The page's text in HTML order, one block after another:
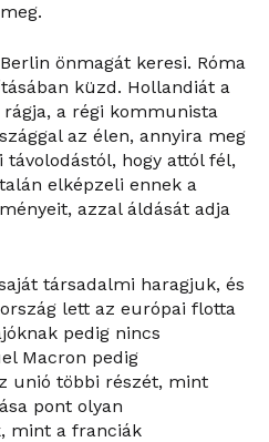
önmagát keresi. Róma
küzd. Hollandiát a
a régi kommunista
az élen, annyira meg
hogy attól fél,
elképzeli ennek a
azzal áldását adja
társadalmi haragjuk, és
lett az európai flotta
pedig nincs
Macron pedig
unió többi részét, mint
pont olyan
mint a franciák